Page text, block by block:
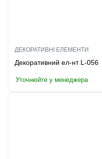
ДЕКОРАТИВНІ ЕЛЕМЕНТИ
Декоративний ел-нт L-056
Уточнюйте у менеджера